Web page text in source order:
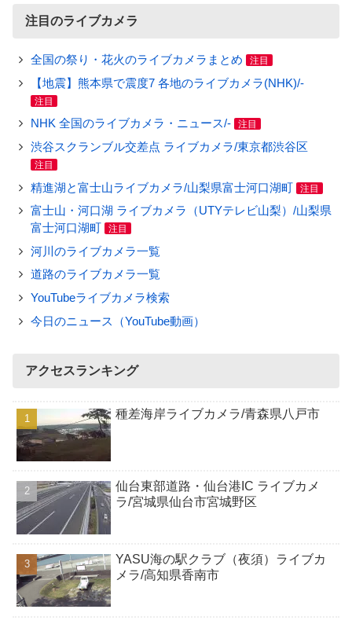
注目のライブカメラ
全国の祭り・花火のライブカメラまとめ 注目
【地震】熊本県で震度7 各地のライブカメラ(NHK)/-
注目
NHK 全国のライブカメラ・ニュース/- 注目
渋谷スクランブル交差点 ライブカメラ/東京都渋谷区
注目
精進湖と富士山ライブカメラ/山梨県富士河口湖町 注目
富士山・河口湖 ライブカメラ（UTYテレビ山梨）/山梨県
富士河口湖町
注目
河川のライブカメラ一覧
道路のライブカメラ一覧
YouTubeライブカメラ検索
今日のニュース（YouTube動画）
アクセスランキング
種差海岸ライブカメラ/青森県八戸市
仙台東部道路・仙台港IC ライブカメ
ラ/宮城県仙台市宮城野区
YASU海の駅クラブ（夜須）ライブカ
メラ/高知県香南市